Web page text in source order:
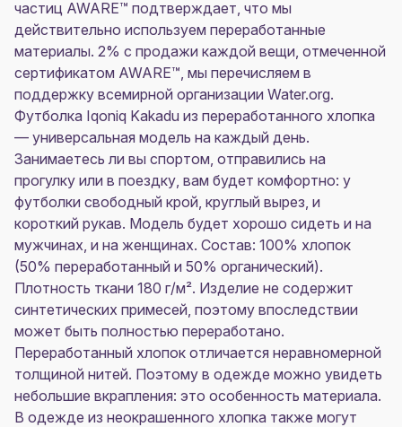
частиц AWARE™ подтверждает, что мы
действительно используем переработанные
материалы. 2% с продажи каждой вещи, отмеченной
сертификатом AWARE™, мы перечисляем в
поддержку всемирной организации Water.org.
Футболка Iqoniq Kakadu из переработанного хлопка
— универсальная модель на каждый день.
Занимаетесь ли вы спортом, отправились на
прогулку или в поездку, вам будет комфортно: у
футболки свободный крой, круглый вырез, и
короткий рукав. Модель будет хорошо сидеть и на
мужчинах, и на женщинах. Состав: 100% хлопок
(50% переработанный и 50% органический).
Плотность ткани 180 г/м². Изделие не содержит
синтетических примесей, поэтому впоследствии
может быть полностью переработано.
Переработанный хлопок отличается неравномерной
толщиной нитей. Поэтому в одежде можно увидеть
небольшие вкрапления: это особенность материала.
В одежде из неокрашенного хлопка также могут